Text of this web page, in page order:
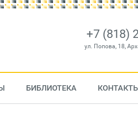
+7 (818)
ул. Попова, 18,
БИБЛИОТЕКА